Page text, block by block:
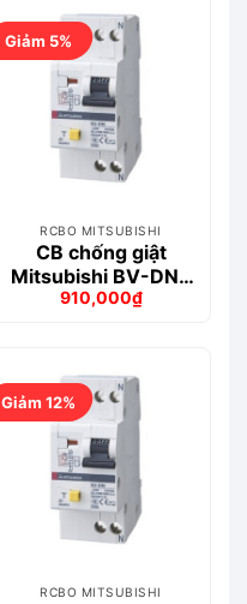
Giảm 5%
RCBO MITSUBISHI
CB chống giật
Mitsubishi BV-DN6
1PN 10A 300MA 6kA
Giá
910,000₫
Giá
910,000₫.
Giảm 12%
RCBO MITSUBISHI